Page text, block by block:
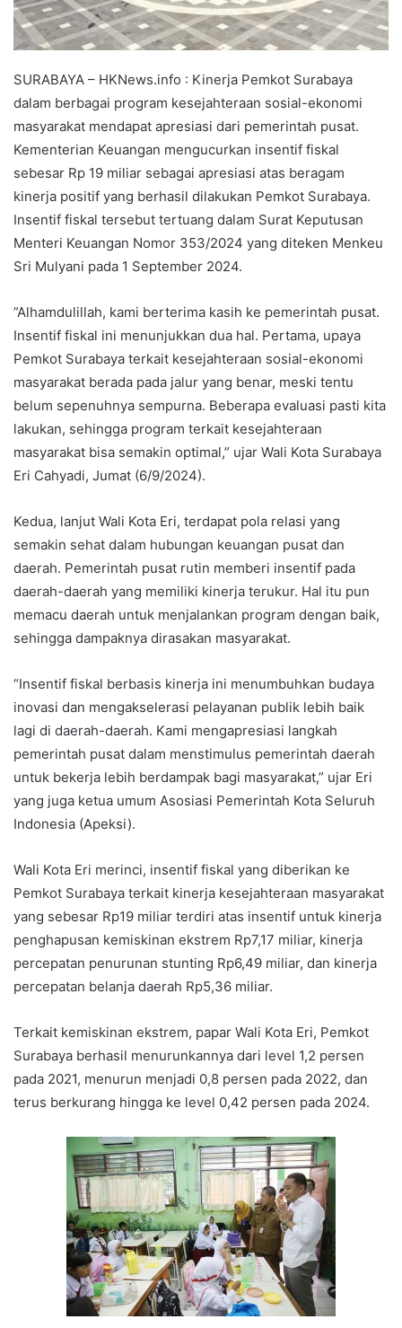
SURABAYA – HKNews.info : Kinerja Pemkot Surabaya
dalam berbagai program kesejahteraan sosial-ekonomi
masyarakat mendapat apresiasi dari pemerintah pusat.
Kementerian Keuangan mengucurkan insentif fiskal
sebesar Rp 19 miliar sebagai apresiasi atas beragam
kinerja positif yang berhasil dilakukan Pemkot Surabaya.
Insentif fiskal tersebut tertuang dalam Surat Keputusan
Menteri Keuangan Nomor 353/2024 yang diteken Menkeu
Sri Mulyani pada 1 September 2024.
”Alhamdulillah, kami berterima kasih ke pemerintah pusat.
Insentif fiskal ini menunjukkan dua hal. Pertama, upaya
Pemkot Surabaya terkait kesejahteraan sosial-ekonomi
masyarakat berada pada jalur yang benar, meski tentu
belum sepenuhnya sempurna. Beberapa evaluasi pasti kita
lakukan, sehingga program terkait kesejahteraan
masyarakat bisa semakin optimal,” ujar Wali Kota Surabaya
Eri Cahyadi, Jumat (6/9/2024).
Kedua, lanjut Wali Kota Eri, terdapat pola relasi yang
semakin sehat dalam hubungan keuangan pusat dan
daerah. Pemerintah pusat rutin memberi insentif pada
daerah-daerah yang memiliki kinerja terukur. Hal itu pun
memacu daerah untuk menjalankan program dengan baik,
sehingga dampaknya dirasakan masyarakat.
“Insentif fiskal berbasis kinerja ini menumbuhkan budaya
inovasi dan mengakselerasi pelayanan publik lebih baik
lagi di daerah-daerah. Kami mengapresiasi langkah
pemerintah pusat dalam menstimulus pemerintah daerah
untuk bekerja lebih berdampak bagi masyarakat,” ujar Eri
yang juga ketua umum Asosiasi Pemerintah Kota Seluruh
Indonesia (Apeksi).
Wali Kota Eri merinci, insentif fiskal yang diberikan ke
Pemkot Surabaya terkait kinerja kesejahteraan masyarakat
yang sebesar Rp19 miliar terdiri atas insentif untuk kinerja
penghapusan kemiskinan ekstrem Rp7,17 miliar, kinerja
percepatan penurunan stunting Rp6,49 miliar, dan kinerja
percepatan belanja daerah Rp5,36 miliar.
Terkait kemiskinan ekstrem, papar Wali Kota Eri, Pemkot
Surabaya berhasil menurunkannya dari level 1,2 persen
pada 2021, menurun menjadi 0,8 persen pada 2022, dan
terus berkurang hingga ke level 0,42 persen pada 2024.